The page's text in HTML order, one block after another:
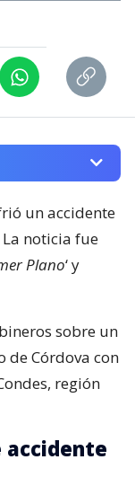
un accidente
noticia fue
Plano‘ y
sobre un
de Córdova con
región
accidente